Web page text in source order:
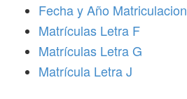
Fecha y Año Matriculacion
Matrículas Letra F
Matrículas Letra G
Matrícula Letra J